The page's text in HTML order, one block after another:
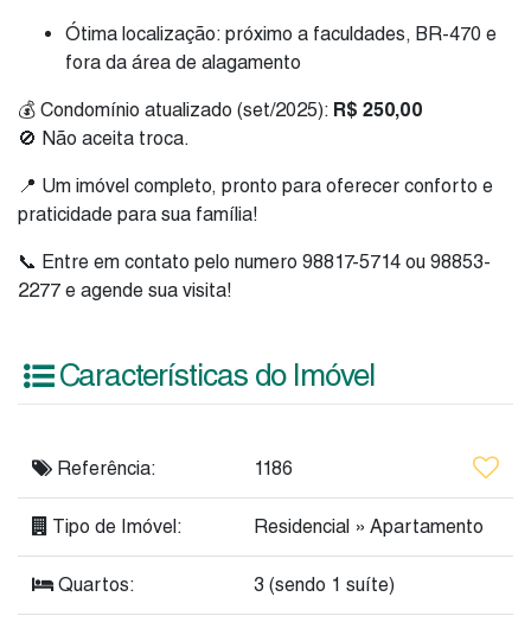
Ótima localização: próximo a faculdades, BR-470 e
fora da área de alagamento
💰 Condomínio atualizado (set/2025): R$ 250,00
🚫 Não aceita troca.
📍 Um imóvel completo, pronto para oferecer conforto e
praticidade para sua família!
📞 Entre em contato pelo numero 98817-5714 ou 98853-
2277 e agende sua visita!
Características do Imóvel
Referência: 1186
Tipo de Imóvel: Residencial » Apartamento
Quartos: 3 (sendo 1 suíte)